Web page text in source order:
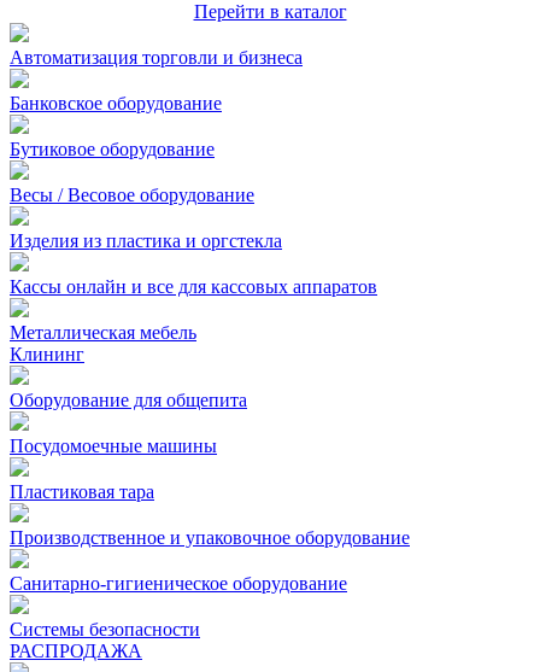
Перейти в каталог
Автоматизация торговли и бизнеса
Банковское оборудование
Бутиковое оборудование
Весы / Весовое оборудование
Изделия из пластика и оргстекла
Кассы онлайн и все для кассовых аппаратов
Металлическая мебель
Клининг
Оборудование для общепита
Посудомоечные машины
Пластиковая тара
Производственное и упаковочное оборудование
Санитарно-гигиеническое оборудование
Системы безопасности
РАСПРОДАЖА